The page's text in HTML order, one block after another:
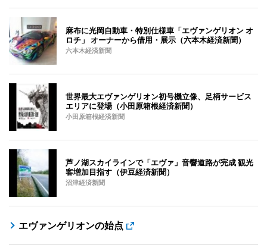
麻布に光岡自動車・特別仕様車「エヴァンゲリオン オ
ロチ」 オーナーから借用・展示（六本木経済新聞）
六本木経済新聞
世界最大エヴァンゲリオン初号機立像、足柄サービス
エリアに登場（小田原箱根経済新聞）
小田原箱根経済新聞
芦ノ湖スカイラインで「エヴァ」音響道路が完成 観光
客増加目指す（伊豆経済新聞）
沼津経済新聞
エヴァンゲリオンの始点